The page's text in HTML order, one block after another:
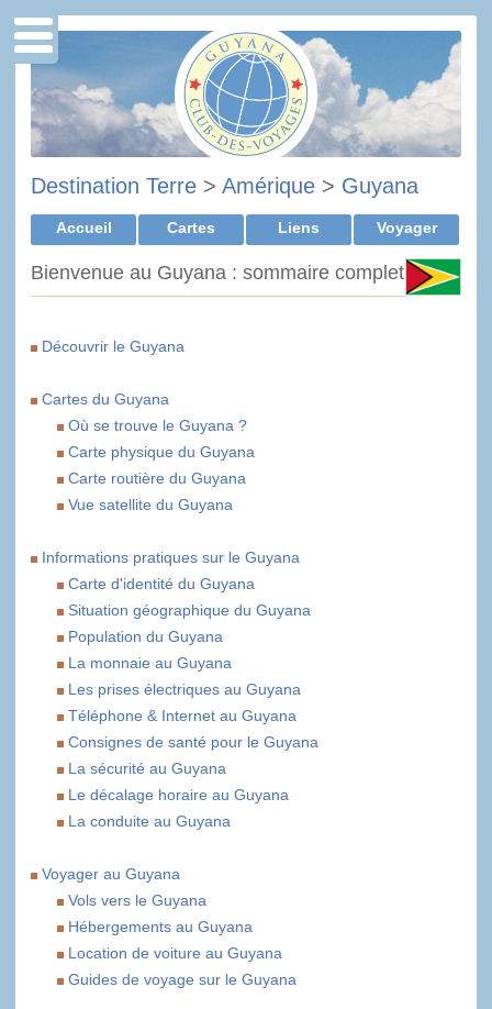
Destination Terre > Amérique > Guyana
Accueil Cartes Liens Voyager
Bienvenue au Guyana : sommaire complet
Découvrir le Guyana
Cartes du Guyana
Où se trouve le Guyana ?
Carte physique du Guyana
Carte routière du Guyana
Vue satellite du Guyana
Informations pratiques sur le Guyana
Carte d'identité du Guyana
Situation géographique du Guyana
Population du Guyana
La monnaie au Guyana
Les prises électriques au Guyana
Téléphone & Internet au Guyana
Consignes de santé pour le Guyana
La sécurité au Guyana
Le décalage horaire au Guyana
La conduite au Guyana
Voyager au Guyana
Vols vers le Guyana
Hébergements au Guyana
Location de voiture au Guyana
Guides de voyage sur le Guyana